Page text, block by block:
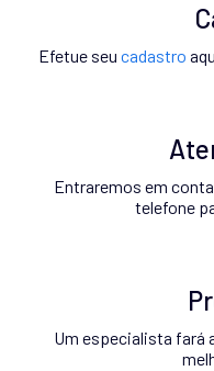
Efetue seu cadastro
Entraremos em
telefone
Um especialista fará